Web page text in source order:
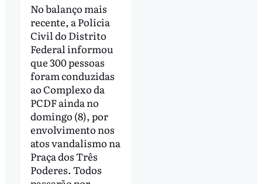
No balanço mais
recente, a Polícia
Civil do Distrito
Federal informou
que 300 pessoas
foram conduzidas
ao Complexo da
PCDF ainda no
domingo (8), por
envolvimento nos
atos vandalismo na
Praça dos Três
Poderes. Todos